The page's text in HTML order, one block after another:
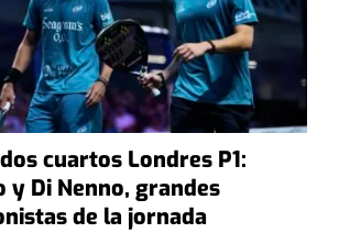
cuartos Londres P1:
y Di Nenno, grandes
de la jornada